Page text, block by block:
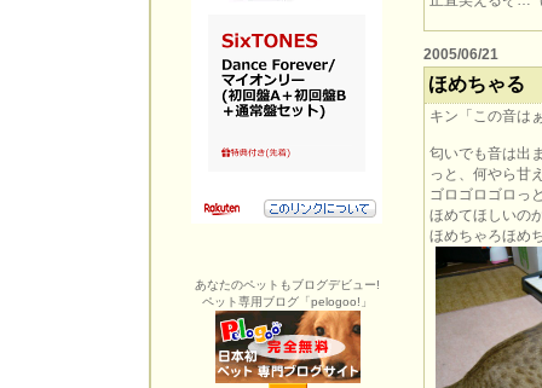
あなたのペットもブログデビュー!
ペット専用ブログ「pelogoo!」
2005/06/21
ほめちゃる
キン「この音
匂いでも音は出
っと、何やら甘
ゴロゴロゴロっ
ほめてほしいの
ほめちゃろほめ